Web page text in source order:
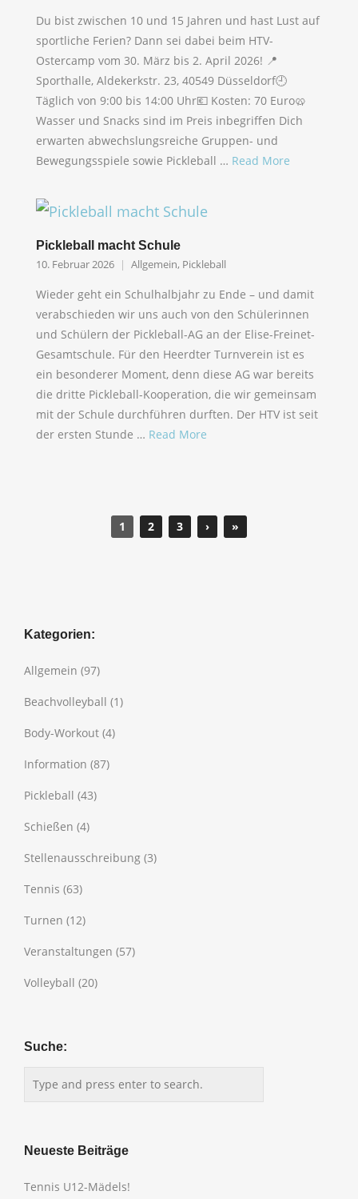
Du bist zwischen 10 und 15 Jahren und hast Lust auf
sportliche Ferien? Dann sei dabei beim HTV-
Ostercamp vom 30. März bis 2. April 2026! 📍
Sporthalle, Aldekerkstr. 23, 40549 Düsseldorf🕘
Täglich von 9:00 bis 14:00 Uhr💶 Kosten: 70 Euro🥨
Wasser und Snacks sind im Preis inbegriffen Dich
erwarten abwechslungsreiche Gruppen- und
Bewegungsspiele sowie Pickleball … Read More
Pickleball macht Schule
10. Februar 2026 Allgemein, Pickleball
Wieder geht ein Schulhalbjahr zu Ende – und damit
verabschieden wir uns auch von den Schülerinnen
und Schülern der Pickleball-AG an der Elise-Freinet-
Gesamtschule. Für den Heerdter Turnverein ist es
ein besonderer Moment, denn diese AG war bereits
die dritte Pickleball-Kooperation, die wir gemeinsam
mit der Schule durchführen durften. Der HTV ist seit
der ersten Stunde … Read More
1 2 3 › »
Kategorien:
Allgemein (97)
Beachvolleyball (1)
Body-Workout (4)
Information (87)
Pickleball (43)
Schießen (4)
Stellenausschreibung (3)
Tennis (63)
Turnen (12)
Veranstaltungen (57)
Volleyball (20)
Suche:
Neueste Beiträge
Tennis U12-Mädels!